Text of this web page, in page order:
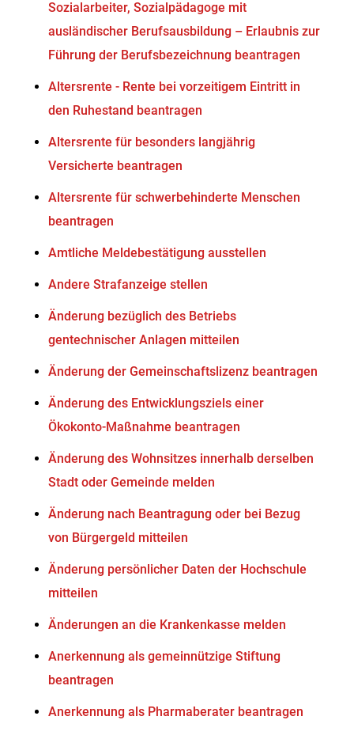
Sozialarbeiter, Sozialpädagoge mit
ausländischer Berufsausbildung – Erlaubnis zur
Führung der Berufsbezeichnung beantragen
Altersrente - Rente bei vorzeitigem Eintritt in
den Ruhestand beantragen
Altersrente für besonders langjährig
Versicherte beantragen
Altersrente für schwerbehinderte Menschen
beantragen
Amtliche Meldebestätigung ausstellen
Andere Strafanzeige stellen
Änderung bezüglich des Betriebs
gentechnischer Anlagen mitteilen
Änderung der Gemeinschaftslizenz beantragen
Änderung des Entwicklungsziels einer
Ökokonto-Maßnahme beantragen
Änderung des Wohnsitzes innerhalb derselben
Stadt oder Gemeinde melden
Änderung nach Beantragung oder bei Bezug
von Bürgergeld mitteilen
Änderung persönlicher Daten der Hochschule
mitteilen
Änderungen an die Krankenkasse melden
Anerkennung als gemeinnützige Stiftung
beantragen
Anerkennung als Pharmaberater beantragen